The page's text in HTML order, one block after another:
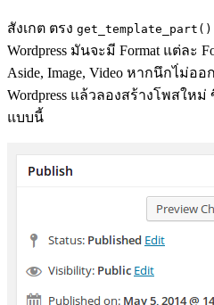
สังเกต ตรง get_template_part()
Wordpress มันจะมี Format แต่ละ
Aside, Image, Video หากนึกไ่ม่อ
Wordpress แล้วลองสร้างโพสให
แบบนี้